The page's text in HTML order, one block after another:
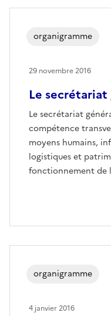
Le secrétariat
Le secrétariat
compétence
moyens humains,
logistiques et
fonctionnement de
organigramme
29 novembre 2016
organigramme
4 janvier 2016